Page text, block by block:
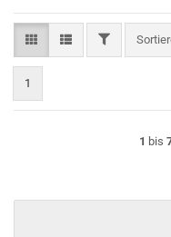
FILTER
1
1 bis